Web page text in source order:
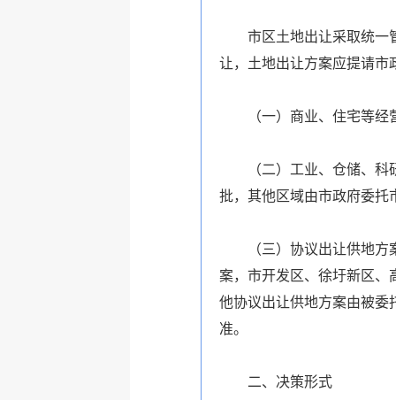
市区土地出让采取统一
让，土地出让方案应提请市
（一）商业、住宅等
（二）工业、仓储、
批，其他区域由市政府委托
（三）协议出让供地
案，市开发区、徐圩新区、
他协议出让供地方案由被委
准。
二、决策形式